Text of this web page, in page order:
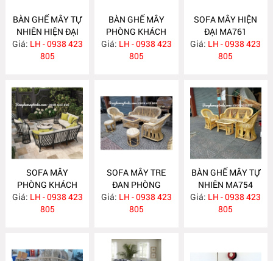
BÀN GHẾ MÂY TỰ
NHIÊN HIỆN ĐẠI
MA763
Giá: LH - 0938 423
805
BÀN GHẾ MÂY
PHÒNG KHÁCH
MA762
Giá: LH - 0938 423
805
SOFA MÂY HIỆN
ĐẠI MA761
Giá: LH - 0938 423
805
SOFA MÂY
PHÒNG KHÁCH
MA760
Giá: LH - 0938 423
805
SOFA MÂY TRE
ĐAN PHÒNG
KHÁCH MA755
Giá: LH - 0938 423
805
BÀN GHẾ MÂY TỰ
NHIÊN MA754
Giá: LH - 0938 423
805